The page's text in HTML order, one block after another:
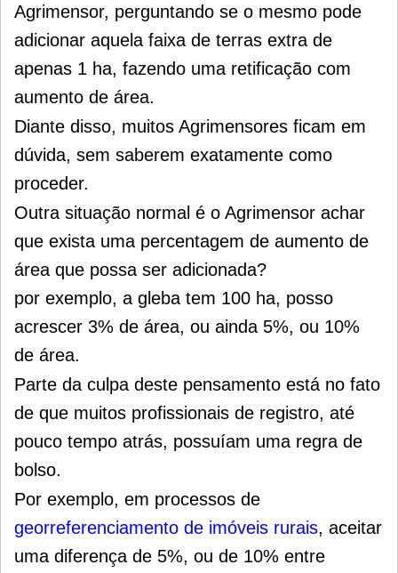
Agrimensor, perguntando se o mesmo pode
adicionar aquela faixa de terras extra de
apenas 1 ha, fazendo uma retificação com
aumento de área.
Diante disso, muitos Agrimensores ficam em
dúvida, sem saberem exatamente como
proceder.
Outra situação normal é o Agrimensor achar
que exista uma percentagem de aumento de
área que possa ser adicionada?
por exemplo, a gleba tem 100 ha, posso
acrescer 3% de área, ou ainda 5%, ou 10%
de área.
Parte da culpa deste pensamento está no fato
de que muitos profissionais de registro, até
pouco tempo atrás, possuíam uma regra de
bolso.
Por exemplo, em processos de
georreferenciamento de imóveis rurais, aceitar
uma diferença de 5%, ou de 10% entre